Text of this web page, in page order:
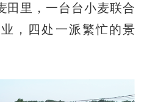
田里，一台台小麦联合
，四处一派繁忙的景